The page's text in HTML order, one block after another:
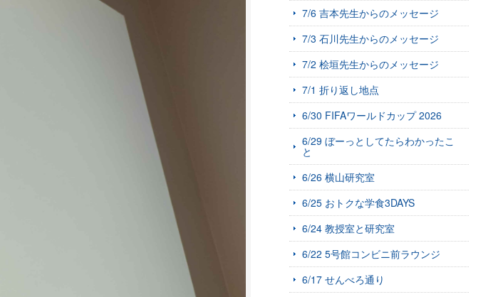
7/6 吉本先生からのメッセージ
7/3 石川先生からのメッセージ
7/2 桧垣先生からのメッセージ
7/1 折り返し地点
6/30 FIFAワールドカップ 2026
6/29 ぼーっとしてたらわかったこ
と
6/26 横山研究室
6/25 おトクな学食3DAYS
6/24 教授室と研究室
6/22 5号館コンビニ前ラウンジ
6/17 せんべろ通り